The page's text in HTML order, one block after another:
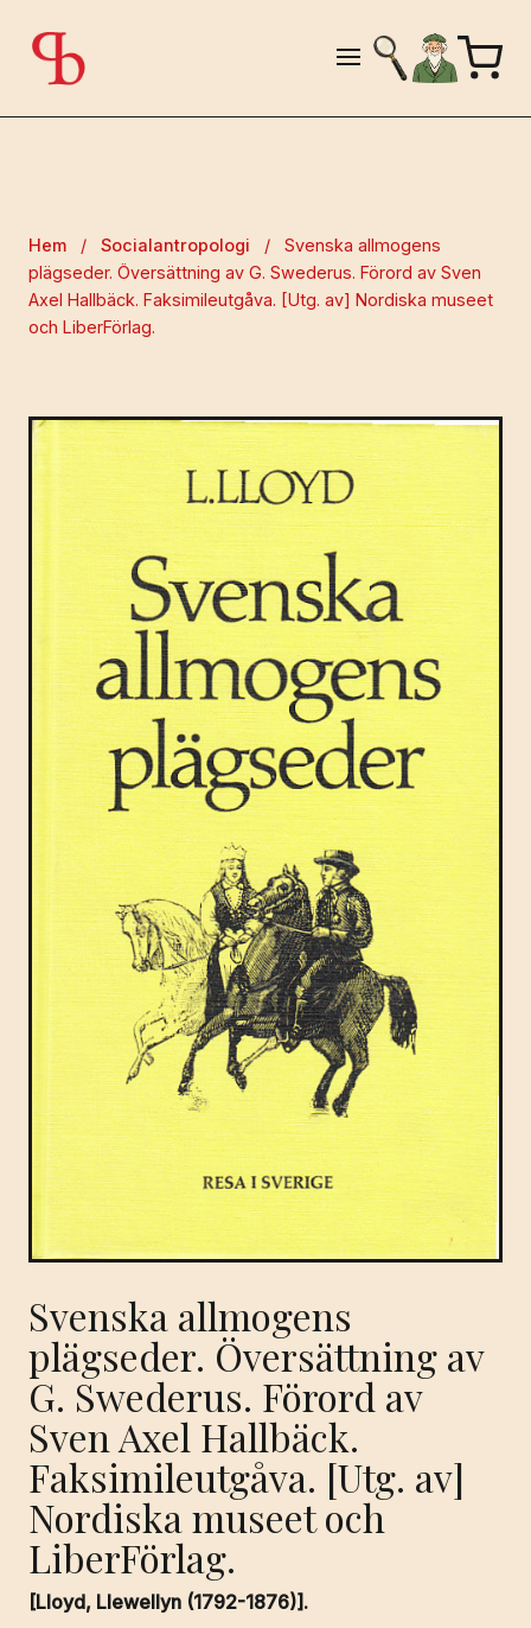
Hem / Socialantropologi /
Svenska allmogens
plägseder. Översättning av G. Swederus. Förord av Sven
Axel Hallbäck. Faksimileutgåva. [Utg. av] Nordiska museet
och LiberFörlag.
Svenska allmogens
plägseder. Översättning av
G. Swederus. Förord av
Sven Axel Hallbäck.
Faksimileutgåva. [Utg. av]
Nordiska museet och
LiberFörlag.
[Lloyd, Llewellyn (1792-1876)].